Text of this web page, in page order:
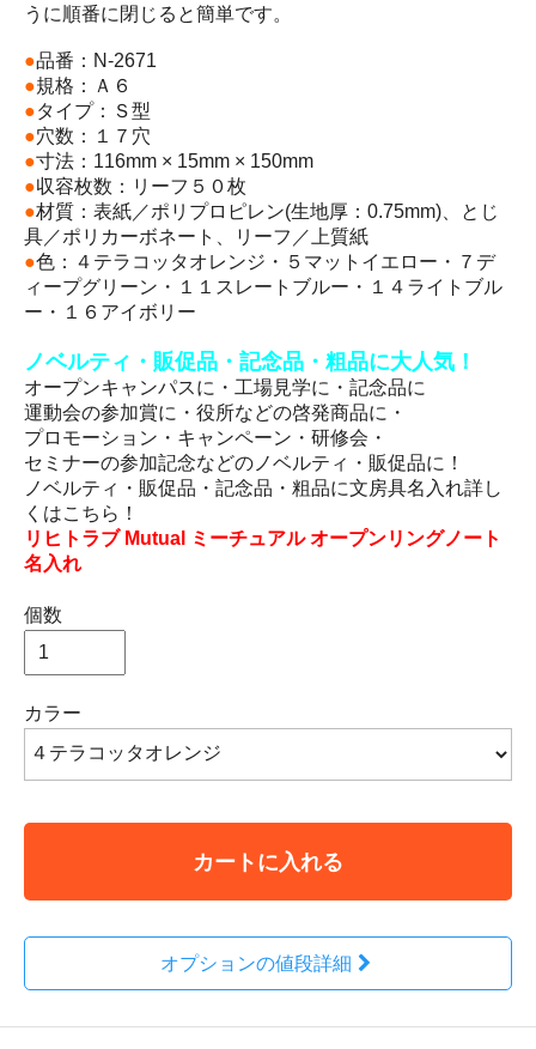
うに順番に閉じると簡単です。
●品番：N-2671
●規格：Ａ６
●タイプ：Ｓ型
●穴数：１７穴
●寸法：116mm × 15mm × 150mm
●収容枚数：リーフ５０枚
●材質：表紙／ポリプロピレン(生地厚：0.75mm)、とじ
具／ポリカーボネート、リーフ／上質紙
●色：４テラコッタオレンジ・５マットイエロー・７デ
ィープグリーン・１１スレートブルー・１４ライトブル
ー・１６アイボリー
ノベルティ・販促品・記念品・粗品に大人気！
オープンキャンパスに・工場見学に・記念品に
運動会の参加賞に・役所などの啓発商品に・
プロモーション・キャンペーン・研修会・
セミナーの参加記念などのノベルティ・販促品に！
ノベルティ・販促品・記念品・粗品に文房具名入れ詳し
くはこちら！
リヒトラブ Mutual ミーチュアル オープンリングノート
名入れ
個数
カラー
カートに入れる
オプションの値段詳細